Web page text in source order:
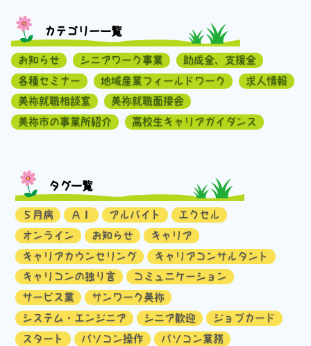
カテゴリー一覧
お知らせ シニアワーク事業
助成金、支援金
各種セミナー
地域産業フィールドワーク
求人情報
美祢就職相談室
美祢就職面接会
美祢市の事業所紹介
高校生キャリアガイダンス
タグ一覧
５月病 ＡＩ アルバイト
エクセル
オンライン
お知らせ
キャリア
キャリアカウンセリング
キャリアコンサルタント
キャリコンの独り言
コミュニケーション
サービス業
サンワーク美祢
システム・エンジニア
シニア歓迎
ジョブカード
スタート
パソコン操作
パソコン業務